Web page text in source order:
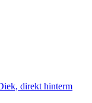
direkt hinterm